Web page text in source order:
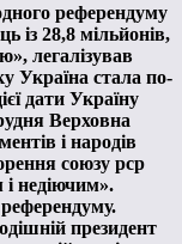
референдуму
із 28,8 мільйонів,
легалізував
Україна стала по-
дати Україну
Верховна
і народів
союзу рср
і недіючим».
президент